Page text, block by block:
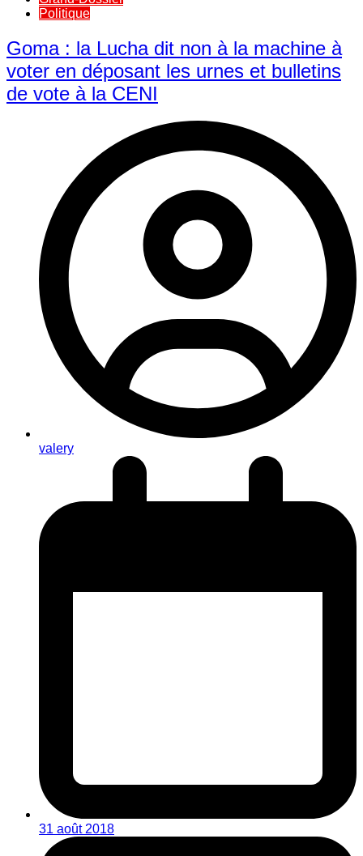
Politique
Goma : la Lucha dit non à la machine à
voter en déposant les urnes et bulletins
de vote à la CENI
valery
31 août 2018